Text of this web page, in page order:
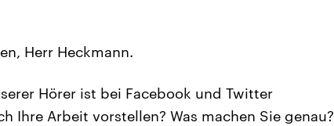
Herr Heckmann.
Hörer ist bei Facebook und Twitter
Ihre Arbeit vorstellen? Was machen Sie genau?